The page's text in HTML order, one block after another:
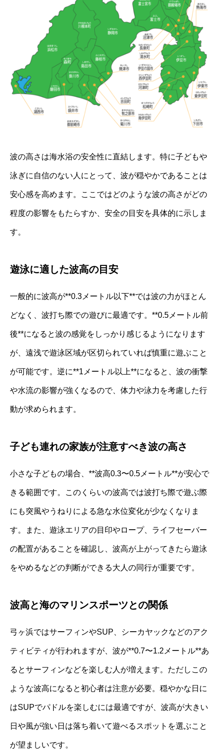
波の高さは海水浴の安全性に直結します。特に子どもや
泳ぎに自信のない人にとって、波が穏やかであることは
安心感を高めます。ここではどのような波の高さがどの
程度の影響をもたらすか、安全の目安を具体的に示しま
す。
遊泳に適した波高の目安
一般的に波高が**0.3メートル以下**では波の力がほとん
どなく、波打ち際での遊びに最適です。**0.5メートル前
後**になると波の感覚をしっかり感じるようになります
が、遠浅で遊泳区域が区切られていれば慎重に遊ぶこと
が可能です。逆に**1メートル以上**になると、波の衝撃
や水流の影響が強くなるので、体力や泳力を考慮した行
動が求められます。
子ども連れの家族が注意すべき波の高さ
小さな子どもの場合、**波高0.3〜0.5メートル**が安心で
きる範囲です。このくらいの波高では波打ち際で遊ぶ際
にも突風やうねりによる急な水位変化が少なくなりま
す。また、遊泳エリアの目印やロープ、ライフセーバー
の配置があることを確認し、波高が上がってきたら遊泳
をやめるなどの判断ができる大人の同行が重要です。
波高と海のマリンスポーツとの関係
弓ヶ浜ではサーフィンやSUP、シーカヤックなどのアク
ティビティが行われますが、波が**0.7〜1.2メートル**あ
るとサーフィンなどを楽しむ人が増えます。ただしこの
ような波高になると初心者は注意が必要。穏やかな日に
はSUPでパドルを楽しむには最適ですが、波高が大きい
日や風が強い日は落ち着いて遊べるスポットを選ぶこと
が望ましいです。